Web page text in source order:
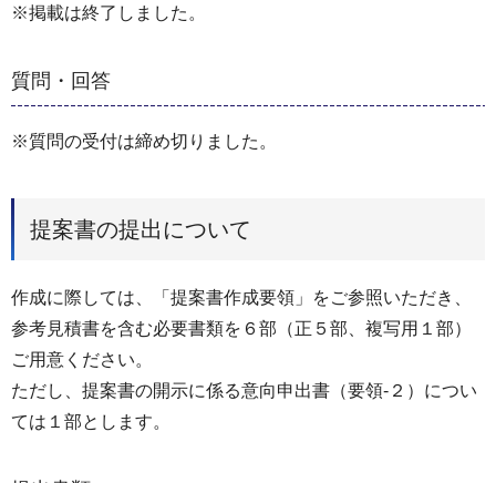
※掲載は終了しました。
質問・回答
※質問の受付は締め切りました。
提案書の提出について
作成に際しては、「提案書作成要領」をご参照いただき、
参考見積書を含む必要書類を６部（正５部、複写用１部）
ご用意ください。
ただし、提案書の開示に係る意向申出書（要領-２）につい
ては１部とします。